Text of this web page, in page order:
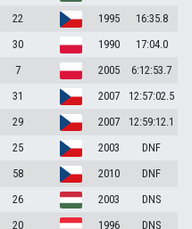
22 1995
16:35.8
30 1990
17:04.0
7 2005
6:12:53.7
31 2007
12:57:02.5
29 2007
12:59:12.1
25 2003
DNF
58 2010
DNF
26 2003
DNS
20 1996 DNS